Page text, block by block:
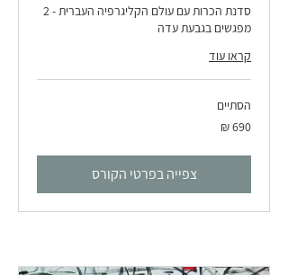
סדנת הכרות עם עולם הקליגרפיה העברית - 2
מפגשים בגבעת עדה
קראו עוד
הסתיים
690
שקלים
צפייה בפרטי הקורס